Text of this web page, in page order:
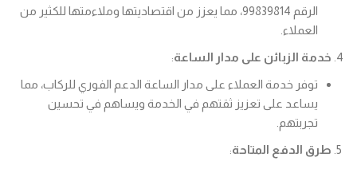
الرقم 99839814، مما يعزز من اقتصاديتها وملاءمتها للكثير من
العملاء.
خدمة الزبائن على مدار الساعة:
توفر خدمة العملاء على مدار الساعة الدعم الفوري للركاب، مما
يساعد على تعزيز ثقتهم في الخدمة ويساهم في تحسين
تجربتهم.
طرق الدفع المتاحة: